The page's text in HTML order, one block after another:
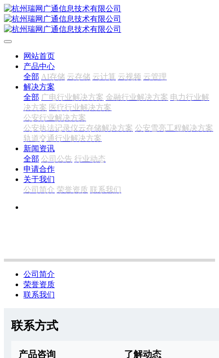
网站首页
产品中心
全部 AI存储 云存储 云计算 云视频 云管理
解决方案
全部 广电行业解决方案 金融行业解决方案 电力行业解
决方案 医疗行业解决方案
公安行业解决方案
公安执法记录仪云存储解决方案 公安雪亮工程解决方案
轨道交通行业解决方案
新闻资讯
全部 公司公告 行业动态
申请合作
关于我们
公司简介 荣誉资质 联系我们
公司简介
荣誉资质
联系我们
联系方式
产品咨询 了解动态